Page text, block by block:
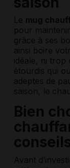
Le mug
pour
grâce à ses
ainsi boire
idéale, ni trop
étourdis qui
adeptes de
saison, le
Bien
Avant